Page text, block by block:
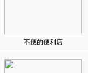
不便的便利店